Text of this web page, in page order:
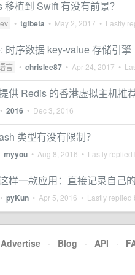
移植到 Swift 有没有前景？
• tgfbeta • May 2, 2017 • Lastly
时序数据 key-value 存储引擎
言 • chrislee87 • Apr 24, 2017 •
供 Redis 的香港虚拟主机推
• 2016 • Dec 3, 2016
类型有没有限制？
myyou • Aug 8, 2016 • Lastly replied
样一款应用：直接记录自己
• pyKun • Apr 5, 2016 • Lastly replied
Advertise · Blog · API ·